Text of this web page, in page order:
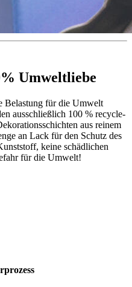
Umweltliebe
Belastung für die Umwelt
ausschließlich 100 % recycle-
aus reinem
an Lack für den Schutz des
keine schädlichen
für die Umwelt!